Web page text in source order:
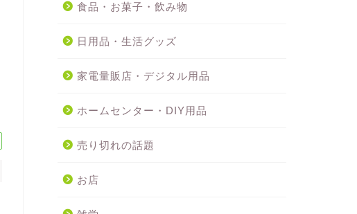
食品・お菓子・飲み物
日用品・生活グッズ
家電量販店・デジタル用品
ホームセンター・DIY用品
売り切れの話題
お店